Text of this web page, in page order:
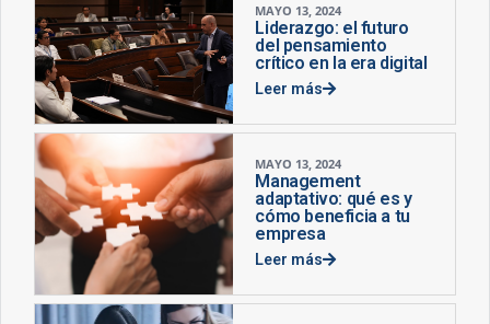
MAYO 13, 2024
Liderazgo: el futuro
del pensamiento
crítico en la era digital
Leer más
MAYO 13, 2024
Management
adaptativo: qué es y
cómo beneficia a tu
empresa
Leer más